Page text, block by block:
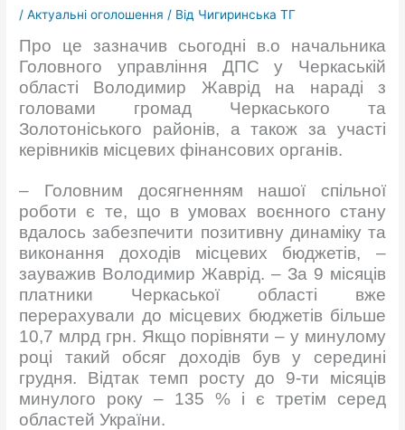
/Актуальні оголошення / Від Чигиринська ТГ
Про це зазначив сьогодні в.о начальника
Головного управління ДПС у Черкаській
області Володимир Жаврід на нараді з
головами громад Черкаського та
Золотоніського районів, а також за участі
керівників місцевих фінансових органів.
– Головним досягненням нашої спільної
роботи є те, що в умовах воєнного стану
вдалось забезпечити позитивну динаміку та
виконання доходів місцевих бюджетів, –
зауважив Володимир Жаврід. – За 9 місяців
платники Черкаської області вже
перерахували до місцевих бюджетів більше
10,7 млрд грн. Якщо порівняти – у минулому
році такий обсяг доходів був у середині
грудня. Відтак темп росту до 9-ти місяців
минулого року – 135 % і є третім серед
областей України.